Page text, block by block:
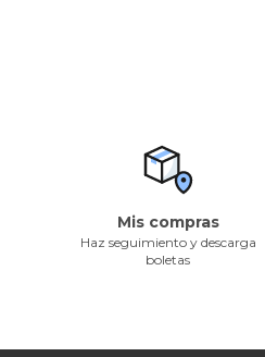
Mis compras
Haz seguimiento y descarga
boletas